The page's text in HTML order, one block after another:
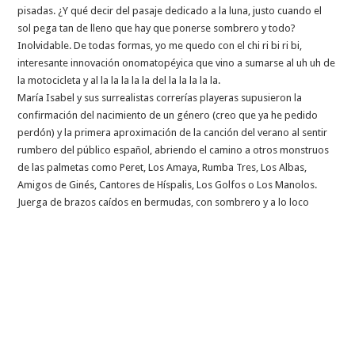
pisadas. ¿Y qué decir del pasaje dedicado a la luna, justo cuando el
sol pega tan de lleno que hay que ponerse sombrero y todo?
Inolvidable. De todas formas, yo me quedo con el chi ri bi ri bi,
interesante innovación onomatopéyica que vino a sumarse al uh uh de
la motocicleta y al la la la la la del la la la la la.
María Isabel y sus surrealistas correrías playeras supusieron la
confirmación del nacimiento de un género (creo que ya he pedido
perdón) y la primera aproximación de la canción del verano al sentir
rumbero del público español, abriendo el camino a otros monstruos
de las palmetas como Peret, Los Amaya, Rumba Tres, Los Albas,
Amigos de Ginés, Cantores de Híspalis, Los Golfos o Los Manolos.
Juerga de brazos caídos en bermudas, con sombrero y a lo loco